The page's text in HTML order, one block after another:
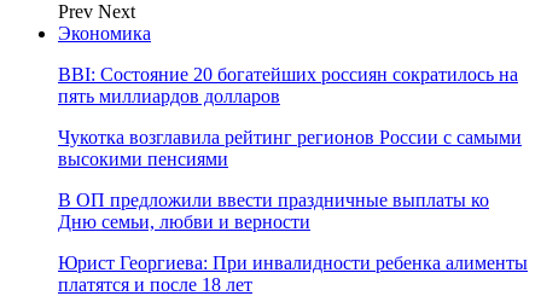
Prev Next
Экономика
BBI: Состояние 20 богатейших россиян сократилось на
пять миллиардов долларов
Чукотка возглавила рейтинг регионов России с самыми
высокими пенсиями
В ОП предложили ввести праздничные выплаты ко
Дню семьи, любви и верности
Юрист Георгиева: При инвалидности ребенка алименты
платятся и после 18 лет